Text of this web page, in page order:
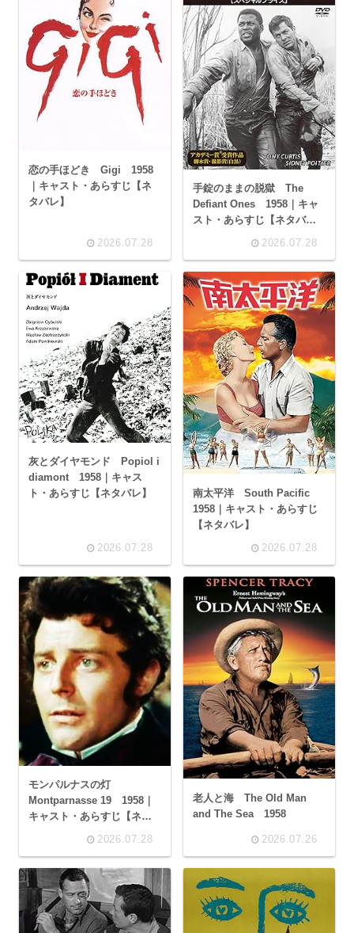
恋の手ほどき Gigi 1958
｜キャスト・あらすじ【ネ
タバレ】
2026.07.28
手錠のままの脱獄 The
Defiant Ones 1958｜キャ
スト・あらすじ【ネタバ
2026.07.28
灰とダイヤモンド Popiol i
diamont 1958｜キャス
ト・あらすじ【ネタバレ】
2026.07.28
南太平洋 South Pacific
1958｜キャスト・あらすじ
【ネタバレ】
2026.07.28
モンパルナスの灯
Montparnasse 19 1958｜
キャスト・あらすじ【ネタ
2026.07.28
老人と海 The Old Man
and The Sea 1958
2026.07.26